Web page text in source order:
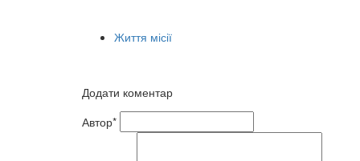
Життя місії
Додати коментар
Автор*